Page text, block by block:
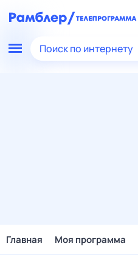
Поиск по интернету
Главная Моя программа